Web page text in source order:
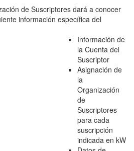
de Suscriptores dará a conocer
información específica del
Información de
la Cuenta del
Suscriptor
Asignación de
la
Organización
de
Suscriptores
para cada
suscripción
indicada en kW